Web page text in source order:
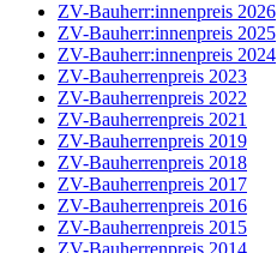
ZV-Bauherr:innenpreis 2026
ZV-Bauherr:innenpreis 2025
ZV-Bauherr:innenpreis 2024
ZV-Bauherrenpreis 2023
ZV-Bauherrenpreis 2022
ZV-Bauherrenpreis 2021
ZV-Bauherrenpreis 2019
ZV-Bauherrenpreis 2018
ZV-Bauherrenpreis 2017
ZV-Bauherrenpreis 2016
ZV-Bauherrenpreis 2015